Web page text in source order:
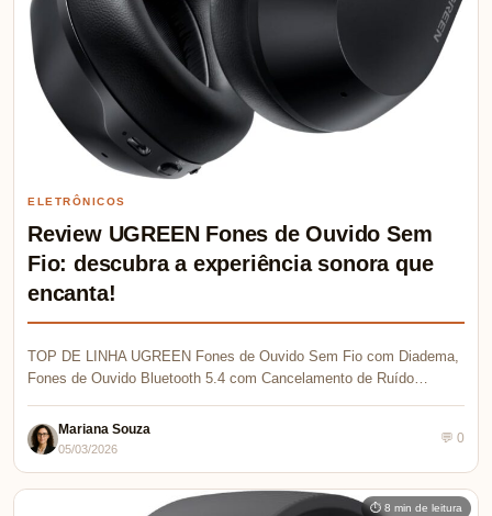
⏱ 8 min de leitura